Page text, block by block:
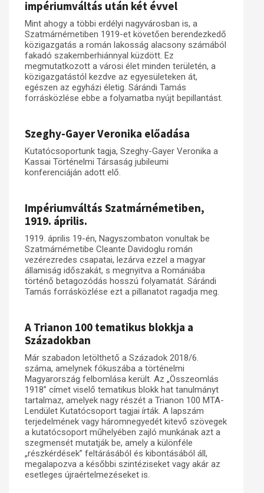
impériumváltás után két évvel
Mint ahogy a többi erdélyi nagyvárosban is, a
Szatmárnémetiben 1919-et követően berendezkedő
közigazgatás a román lakosság alacsony számából
fakadó szakemberhiánnyal küzdött. Ez
megmutatkozott a városi élet minden területén, a
közigazgatástól kezdve az egyesületeken át,
egészen az egyházi életig. Sárándi Tamás
forrásközlése ebbe a folyamatba nyújt bepillantást.
Szeghy-Gayer Veronika előadása
Kutatócsoportunk tagja, Szeghy-Gayer Veronika a
Kassai Történelmi Társaság jubileumi
konferenciáján adott elő.
Impériumváltás Szatmárnémetiben,
1919. április.
1919. április 19-én, Nagyszombaton vonultak be
Szatmárnémetibe Cleante Davidoglu román
vezérezredes csapatai, lezárva ezzel a magyar
államiság időszakát, s megnyitva a Romániába
történő betagozódás hosszú folyamatát. Sárándi
Tamás forrásközlése ezt a pillanatot ragadja meg.
A Trianon 100 tematikus blokkja a
Századokban
Már szabadon letölthető a Századok 2018/6.
száma, amelynek fókuszába a történelmi
Magyarország felbomlása került. Az „Összeomlás
1918” címet viselő tematikus blokk hat tanulmányt
tartalmaz, amelyek nagy részét a Trianon 100 MTA-
Lendület Kutatócsoport tagjai írták. A lapszám
terjedelmének vagy háromnegyedét kitevő szövegek
a kutatócsoport műhelyében zajló munkának azt a
szegmensét mutatják be, amely a különféle
„részkérdések” feltárásából és kibontásából áll,
megalapozva a későbbi szintéziseket vagy akár az
esetleges újraértelmezéseket is.